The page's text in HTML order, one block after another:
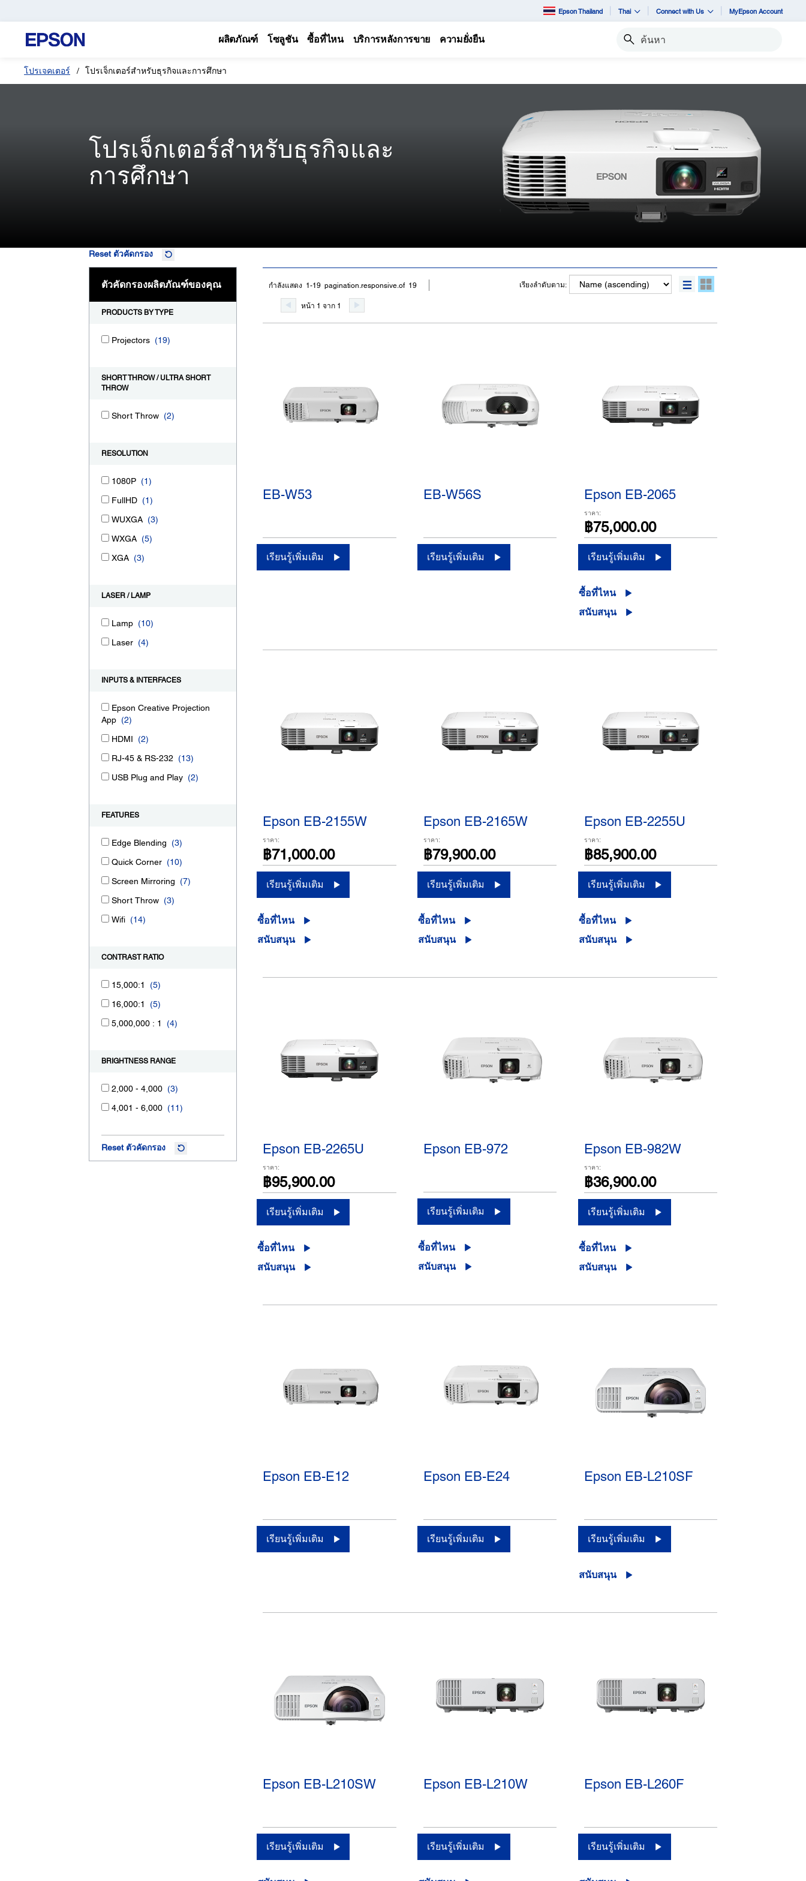
Epson Thailand Thai Connect with Us MyEpson Account
ผลิตภัณฑ์ โซลูชัน ซื้อที่ไหน บริการหลังการขาย ความยั่งยืน ค้นหา
โปรเจคเตอร์ โปรเจ็กเตอร์สำหรับธุรกิจและการศึกษา
โปรเจ็กเตอร์สำหรับธุรกิจและ
การศึกษา
Reset ตัวคัดกรอง
ตัวคัดกรองผลิตภัณฑ์ของคุณ
PRODUCTS BY TYPE
Projectors (19)
SHORT THROW / ULTRA SHORT
THROW
Short Throw (2)
RESOLUTION
1080P (1)
FullHD (1)
WUXGA (3)
WXGA (5)
XGA (3)
LASER / LAMP
Lamp (10)
Laser (4)
INPUTS & INTERFACES
Epson Creative Projection
App (2)
HDMI (2)
RJ-45 & RS-232 (13)
USB Plug and Play (2)
FEATURES
Edge Blending (3)
Quick Corner (10)
Screen Mirroring (7)
Short Throw (3)
Wifi (14)
CONTRAST RATIO
15,000:1 (5)
16,000:1 (5)
5,000,000 : 1 (4)
BRIGHTNESS RANGE
2,000 - 4,000 (3)
4,001 - 6,000 (11)
Reset ตัวคัดกรอง
กำลังแสดง 1-19 pagination.responsive.of 19
หน้า 1 จาก 1
เรียงลำดับตาม:
EB-W53
เรียนรู้เพิ่มเติม
EB-W56S
เรียนรู้เพิ่มเติม
Epson EB-2065
ราคา:
฿75,000.00
เรียนรู้เพิ่มเติม
ซื้อที่ไหน
สนับสนุน
Epson EB-2155W
ราคา:
฿71,000.00
เรียนรู้เพิ่มเติม
ซื้อที่ไหน
สนับสนุน
Epson EB-2165W
ราคา:
฿79,900.00
เรียนรู้เพิ่มเติม
ซื้อที่ไหน
สนับสนุน
Epson EB-2255U
ราคา:
฿85,900.00
เรียนรู้เพิ่มเติม
ซื้อที่ไหน
สนับสนุน
Epson EB-2265U
ราคา:
฿95,900.00
เรียนรู้เพิ่มเติม
ซื้อที่ไหน
สนับสนุน
Epson EB-972
เรียนรู้เพิ่มเติม
ซื้อที่ไหน
สนับสนุน
Epson EB-982W
ราคา:
฿36,900.00
เรียนรู้เพิ่มเติม
ซื้อที่ไหน
สนับสนุน
Epson EB-E12
เรียนรู้เพิ่มเติม
Epson EB-E24
เรียนรู้เพิ่มเติม
Epson EB-L210SF
เรียนรู้เพิ่มเติม
สนับสนุน
Epson EB-L210SW
เรียนรู้เพิ่มเติม
Epson EB-L210W
เรียนรู้เพิ่มเติม
Epson EB-L260F
เรียนรู้เพิ่มเติม